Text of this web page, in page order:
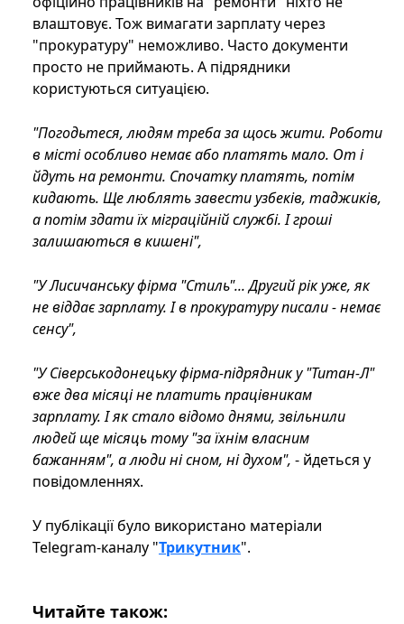
влаштовує. Тож вимагати зарплату через
"прокуратуру" неможливо. Часто документи
просто не приймають. А підрядники
користуються ситуацією.
"Погодьтеся, людям треба за щось жити. Роботи
в місті особливо немає або платять мало. От і
йдуть на ремонти. Спочатку платять, потім
кидають. Ще люблять завести узбеків, таджиків,
а потім здати їх міграційній службі. І гроші
залишаються в кишені",
"У Лисичанську фірма "Стиль"... Другий рік уже, як
не віддає зарплату. І в прокуратуру писали - немає
сенсу",
"У Сіверськодонецьку фірма-підрядник у "Титан-Л"
вже два місяці не платить працівникам
зарплату. І як стало відомо днями, звільнили
людей ще місяць тому "за їхнім власним
бажанням", а люди ні сном, ні духом", - йдеться у
повідомленнях.
У публікації було використано матеріали
Telegram-каналу "Трикутник".
Читайте також: